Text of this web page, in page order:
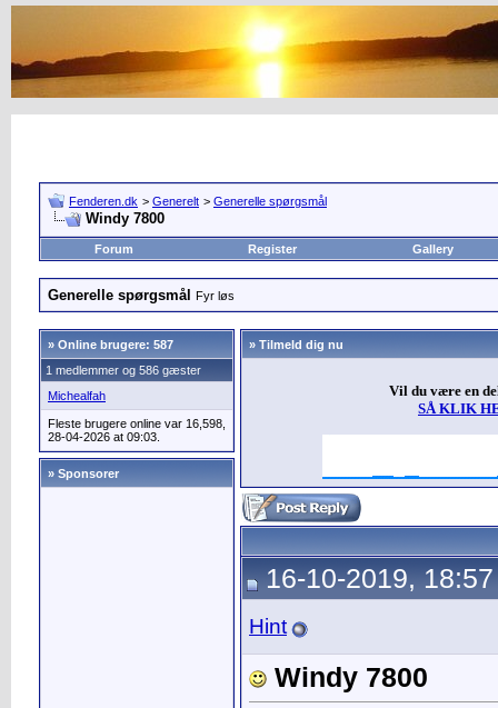
Fenderen.dk > Generelt > Generelle spørgsmål
Windy 7800
Forum Register Gallery
Generelle spørgsmål Fyr løs
» Online brugere: 587
1 medlemmer og 586 gæster
Michealfah
Fleste brugere online var 16,598,
28-04-2026 at 09:03.
» Sponsorer
» Tilmeld dig nu
Vil du være en
SÅ KLIK
16-10-2019, 18:57
Hint
Windy 7800